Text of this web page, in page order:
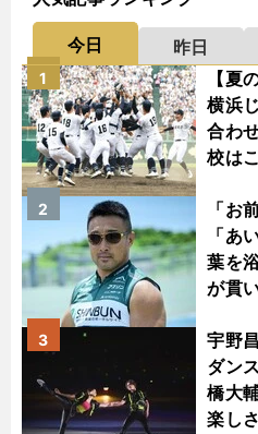
今日 昨日
【夏
横浜
合わ
校は
1
「お
「あ
葉を
が貫
2
宇野
ダン
橋大
楽しさ
3